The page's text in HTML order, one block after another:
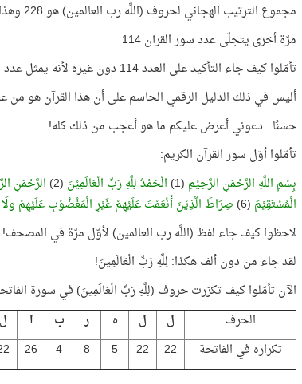
مجموع الترتيب الهجائي لحروف (اللَّه رب العالمين) هو 228 وهذا العدد = 114 + 114
مرّة أخرى يتجلّى عدد سور القرآن 114
تأمّلوا كيف جاء التأكيد على العدد 114 دون غيره لأنه يمثل عدد سور القرآن!
أليس في ذلك الدليل الرقمي الحاسم على أن هذا القرآن هو من
حسنًا.. دعوني أعرض عليكم ما هو أعجب من ذلك كله!
تأمّلوا أوّل سور القرآن الكريم:
بِسْمِ اللَّهِ الرَّحْمَنِ الرَّحِيْمِ (1) الْحَمْدُ لِلَّهِ رَبِّ الْعَالَمِيْنَ (2) الرَّحْمَنِ
الْمُسْتَقِيْمَ (6) صِرَاطَ الَّذِيْنَ أَنْعَمْتَ عَلَيْهِمْ غَيْرِ الْمَغْضُوْبِ عَلَيْهِمْ ولَا
لاحظوا كيف جاء لفظ (اللَّه رب العالمين) لأوّل مرّة في المصحف!
لقد جاء من دون ألف هكذا: لِلَّهِ رَبِّ الْعَالَمِينَ!
الآن تأمّلوا كيف تكرّرت حروف (لِلَّهِ رَبِّ الْعَالَمِينَ) في سورة
الحرف
ل ل ه ر ب ا ل
تكراره في الفاتحة
22
22
5
8
4
26